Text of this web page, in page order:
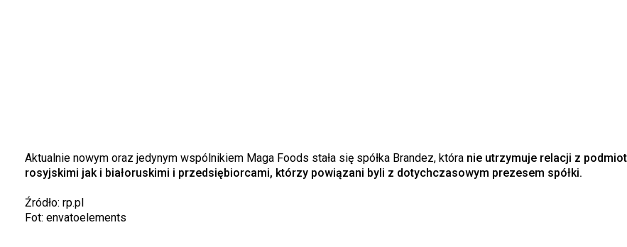
Aktualnie nowym oraz jedynym wspólnikiem Maga Foods stała się spółka Brandez, która nie utrzymuje relacji z
rosyjskimi jak i białoruskimi i przedsiębiorcami, którzy powiązani byli z dotychczasowym prezesem spółki.
Źródło: rp.pl
Fot: envatoelements